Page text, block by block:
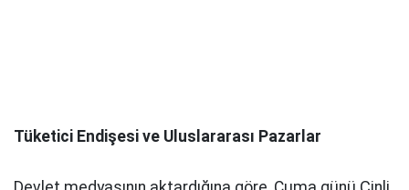
Tüketici Endişesi ve Uluslararası Pazarlar